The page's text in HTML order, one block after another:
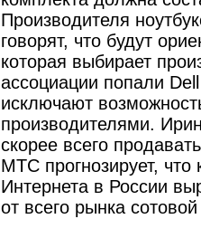
Производителя
говорят, что будут
которая выбирает
ассоциации попали
исключают
производителями.
скорее всего
МТС прогнозирует, что
Интернета в России
от всего рынка